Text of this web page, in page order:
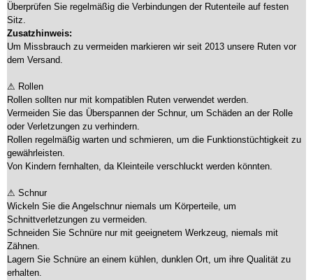
Überprüfen Sie regelmäßig die Verbindungen der Rutenteile auf festen
Sitz.
Zusatzhinweis:
Um Missbrauch zu vermeiden markieren wir seit 2013 unsere Ruten vor
dem Versand.
⚠ Rollen
Rollen sollten nur mit kompatiblen Ruten verwendet werden.
Vermeiden Sie das Überspannen der Schnur, um Schäden an der Rolle
oder Verletzungen zu verhindern.
Rollen regelmäßig warten und schmieren, um die Funktionstüchtigkeit zu
gewährleisten.
Von Kindern fernhalten, da Kleinteile verschluckt werden könnten.
⚠ Schnur
Wickeln Sie die Angelschnur niemals um Körperteile, um
Schnittverletzungen zu vermeiden.
Schneiden Sie Schnüre nur mit geeignetem Werkzeug, niemals mit
Zähnen.
Lagern Sie Schnüre an einem kühlen, dunklen Ort, um ihre Qualität zu
erhalten.